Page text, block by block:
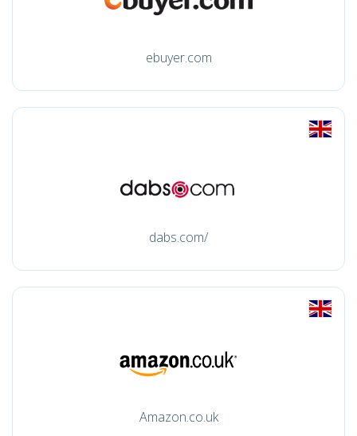
ebuyer.com
dabs.com/
Amazon.co.uk